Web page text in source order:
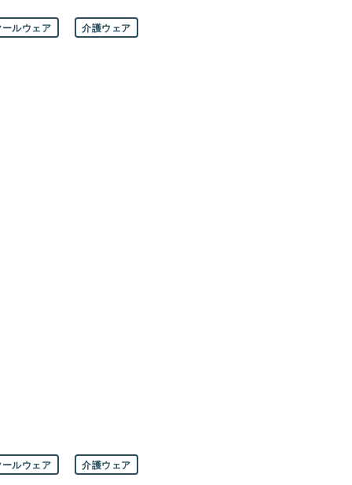
ルウェア 介護ウェア
ルウェア 介護ウェア